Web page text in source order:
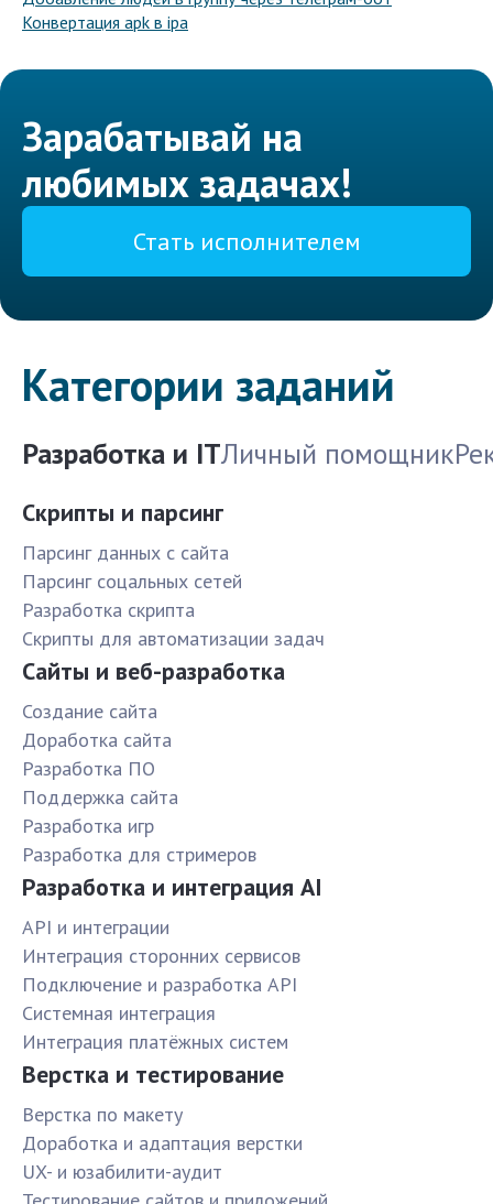
Конвертация apk в ipa
Зарабатывай на
любимых задачах!
Стать исполнителем
Категории заданий
Разработка и ITЛичный помощник
Скрипты и парсинг
Парсинг данных с сайта
Парсинг соцальных сетей
Разработка скрипта
Скрипты для автоматизации задач
Сайты и веб-разработка
Создание сайта
Доработка сайта
Разработка ПО
Поддержка сайта
Разработка игр
Разработка для стримеров
Разработка и интеграция AI
API и интеграции
Интеграция сторонних сервисов
Подключение и разработка API
Системная интеграция
Интеграция платёжных систем
Верстка и тестирование
Верстка по макету
Доработка и адаптация верстки
UX- и юзабилити-аудит